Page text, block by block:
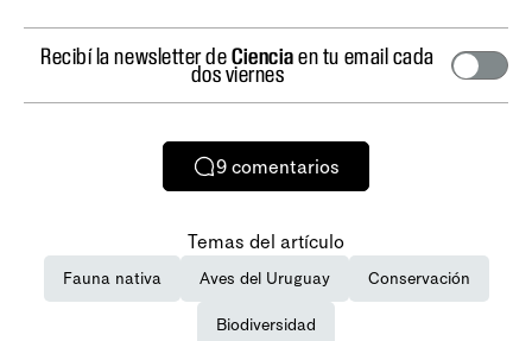
Recibí la newsletter deCienciaen tu email cada
dos viernes
9 comentarios
Temas del artículo
Fauna nativa Aves del Uruguay Conservación
Biodiversidad